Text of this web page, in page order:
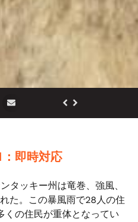
即時対応
タッキー州は竜巻、強風、
た。この暴風雨で28人の住
くの住民が重体となってい